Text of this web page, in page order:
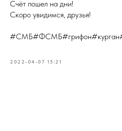
Счёт пошел на дни!
Скоро увидимся, друзья!
2022-04-07 15:21